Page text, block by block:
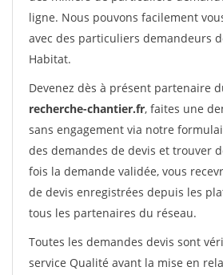
ligne. Nous pouvons facilement
avec des particuliers demandeurs
Habitat.
Devenez dès à présent partenaire
recherche-chantier.fr, faites une
sans engagement via notre
des demandes de devis et trouver
fois la demande validée, vous
de devis enregistrées depuis les
tous les partenaires du réseau.
Toutes les demandes devis sont
service Qualité avant la mise en